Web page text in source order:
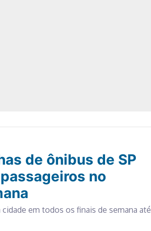
de ônibus de SP
no
em todos os finais de semana até